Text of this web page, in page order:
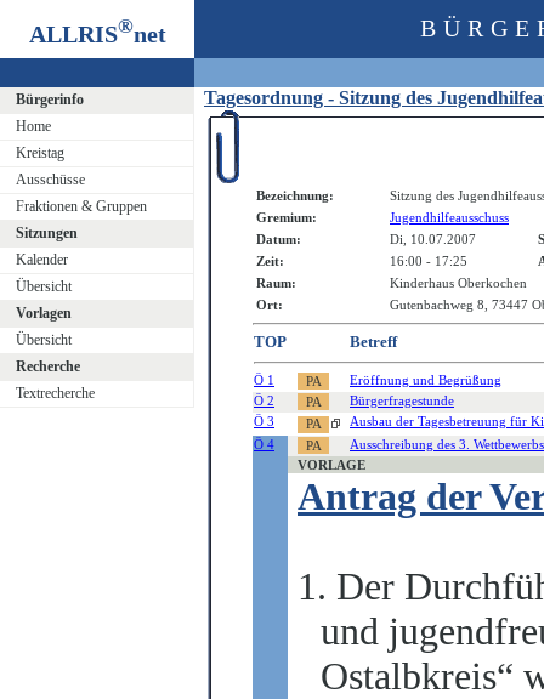
ALLRIS®net
Bürgerinfo
Home
Kreistag
Ausschüsse
Fraktionen & Gruppen
Sitzungen
Kalender
Übersicht
Vorlagen
Übersicht
Recherche
Textrecherche
Tagesordnung - Sitzung des
Bezeichnung:
Sitzung des
Gremium:
Jugendhilfeausschuss
Datum:
Di, 10.07.2007
Zeit:
16:00 - 17:25
Raum:
Kinderhaus Oberkochen
Ort:
Gutenbachweg 8, 73447
TOP Betreff
Ö 1
Eröffnung und Begrüßung
Ö 2
Bürgerfragestunde
Ö 3
Ausbau der Tagesbetreuung für
Ö 4
Ausschreibung des 3.
VORLAGE
Antrag der
1. Der
und
Ostalbkreis“